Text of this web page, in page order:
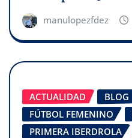
manulopezfdez
ACTUALIDAD BLOG
FÚTBOL FEMENINO
PRIMERA IBERDROLA